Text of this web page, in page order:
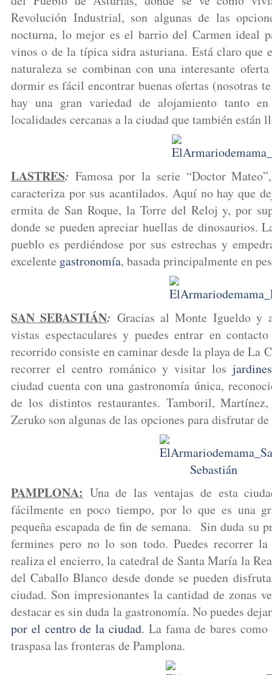
Revolución Industrial, son algunas de las
nocturna, lo mejor es el barrio del Carmen ideal
vinos o de la típica sidra asturiana. Está claro que
naturaleza se combinan con una interesante
dormir es fácil encontrar buenas ofertas (nosotras
hay una gran variedad de alojamiento tanto
localidades cercanas a la ciudad que también están
LASTRES: Famosa por la serie “Doctor
caracteriza por sus acantilados. Aquí no hay que
ermita de San Roque, la Torre del Reloj y, por
donde se pueden apreciar huellas de dinosaurios.
pueblo es perdiéndose por sus estrechas y
excelente gastronomía, basada principalmente en
SAN SEBASTIÁN: Gracias al Monte Igueldo y
vistas espectaculares y puedes entrar en
recorrido consiste en caminar desde la playa de La
recorrer el centro románico y visitar los
ciudad cuenta con una gastronomía única,
de los distintos restaurantes. Tamboril,
Zeruko son algunas de las opciones para disfrutar
PAMPLONA: Una de las ventajas de esta
fácilmente en poco tiempo, por lo que es una
pequeña escapada de fin de semana. Sin duda su
fermines pero no lo son todo. Puedes recorrer
realiza el encierro, la catedral de Santa María la
del Caballo Blanco desde donde se pueden
ciudad. Son impresionantes la cantidad de zonas
destacar es sin duda la gastronomía. No puedes
por el centro de la ciudad. La fama de bares
traspasa las fronteras de Pamplona.